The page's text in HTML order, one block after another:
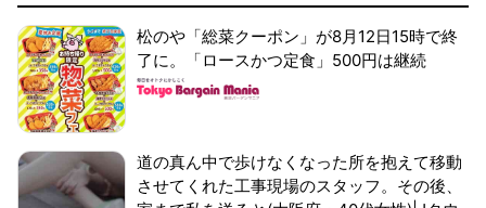
松のや「総菜クーポン」が8月12日15時で終
了に。「ロースかつ定食」500円は継続
道の真ん中で歩けなくなった所を抱えて移動
させてくれた工事現場のスタッフ。その後、